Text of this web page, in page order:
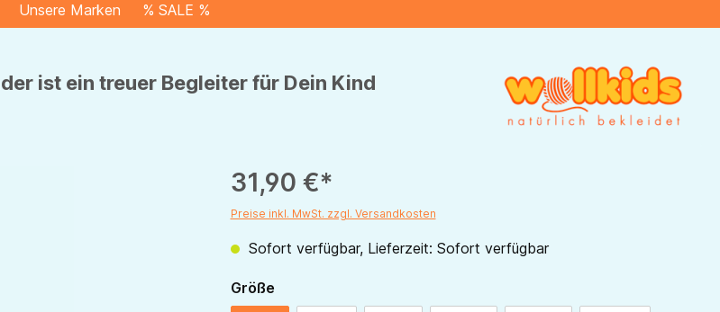
Unsere Marken
% SALE %
ist ein treuer Begleiter für Dein Kind
31,90 €*
Preise inkl. MwSt. zzgl. Versandkosten
Sofort verfügbar, Lieferzeit: Sofort verfügbar
Größeauswählen